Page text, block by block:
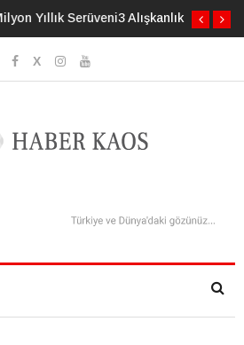
Demansı 13 Yıl Geciktirebilir